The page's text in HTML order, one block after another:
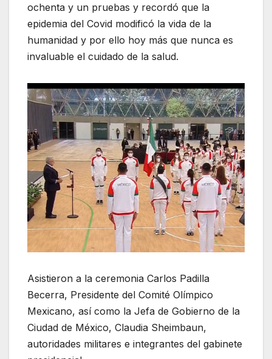
ochenta y un pruebas y recordó que la
epidemia del Covid modificó la vida de la
humanidad y por ello hoy más que nunca es
invaluable el cuidado de la salud.
Asistieron a la ceremonia Carlos Padilla
Becerra, Presidente del Comité Olímpico
Mexicano, así como la Jefa de Gobierno de la
Ciudad de México, Claudia Sheimbaun,
autoridades militares e integrantes del gabinete